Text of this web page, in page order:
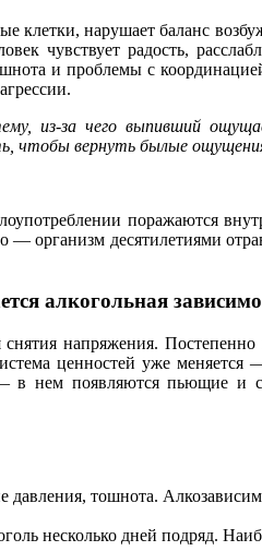
клетки, нарушает баланс
чувствует радость,
и проблемы с
из-за чего выпивший
вернуть былые
поражаются
— организм десятилетиями
алкогольная
напряжения.
ценностей уже меняется
появляются пьющие и
тошнота.
несколько дней подряд.